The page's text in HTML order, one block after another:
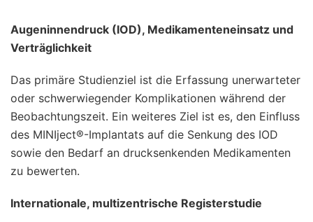
Augeninnendruck (IOD), Medikamenteneinsatz und
Verträglichkeit
Das primäre Studienziel ist die Erfassung unerwarteter
oder schwerwiegender Komplikationen während der
Beobachtungszeit. Ein weiteres Ziel ist es, den Einfluss
des MINIject®-Implantats auf die Senkung des IOD
sowie den Bedarf an drucksenkenden Medikamenten
zu bewerten.
Internationale, multizentrische Registerstudie